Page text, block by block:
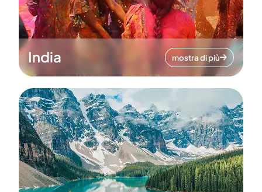
India mostra di più